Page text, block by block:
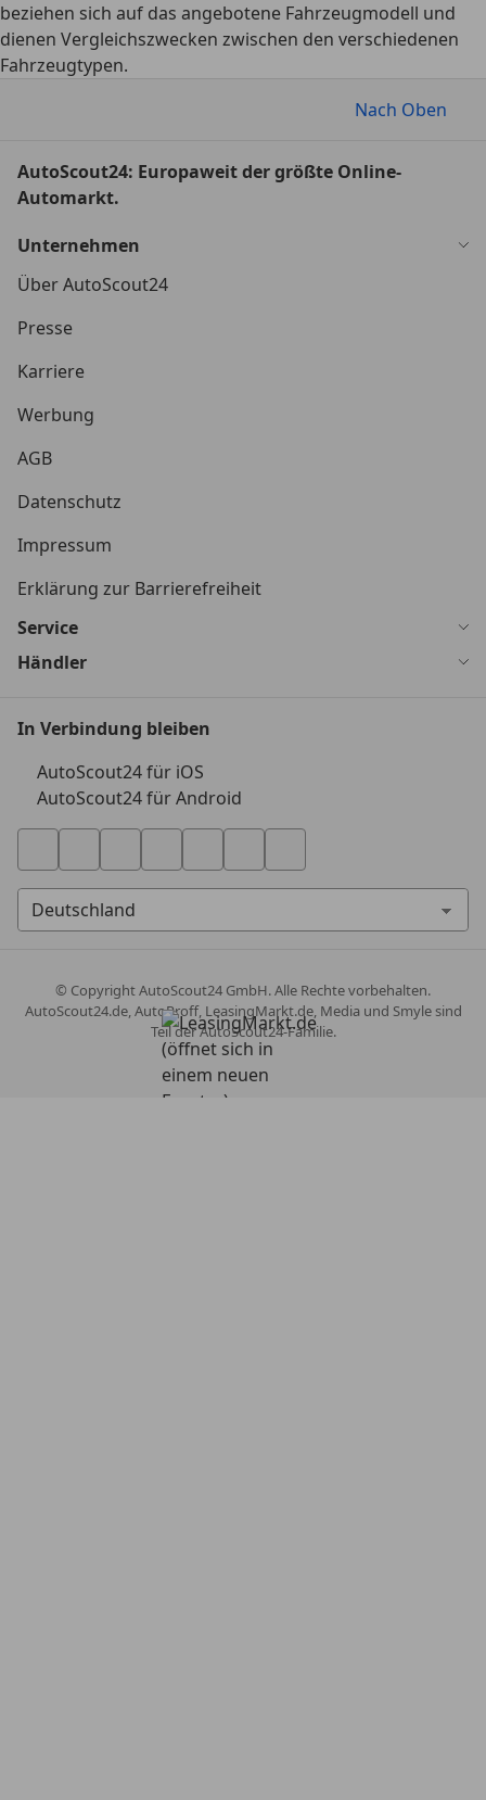
beziehen sich auf das angebotene Fahrzeugmodell und
dienen Vergleichszwecken zwischen den verschiedenen
Fahrzeugtypen.
Nach Oben
AutoScout24: Europaweit der größte Online-
Automarkt.
Unternehmen
Über AutoScout24
Presse
Karriere
Werbung
AGB
Datenschutz
Impressum
Erklärung zur Barrierefreiheit
Service
Händler
In Verbindung bleiben
AutoScout24 für iOS
AutoScout24 für Android
© CopyrightAutoScout24 GmbH. Alle Rechte vorbehalten.
AutoScout24.de, AutoProff, LeasingMarkt.de, Media und Smyle sind
Teil der AutoScout24-Familie.